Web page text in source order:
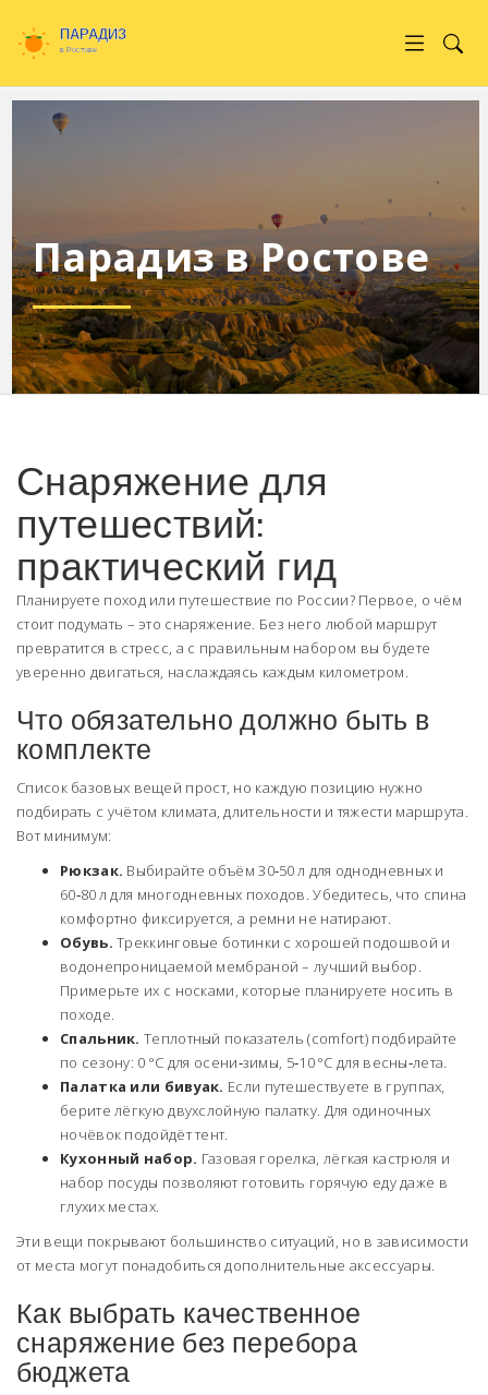
Парадиз в Ростове
Снаряжение для
путешествий:
практический гид
Планируете поход или путешествие по России? Первое, о чём
стоит подумать – это снаряжение. Без него любой маршрут
превратится в стресс, а с правильным набором вы будете
уверенно двигаться, наслаждаясь каждым километром.
Что обязательно должно быть в
комплекте
Список базовых вещей прост, но каждую позицию нужно
подбирать с учётом климата, длительности и тяжести маршрута.
Вот минимум:
Рюкзак. Выбирайте объём 30‑50 л для однодневных и
60‑80 л для многодневных походов. Убедитесь, что спина
комфортно фиксируется, а ремни не натирают.
Обувь. Треккинговые ботинки с хорошей подошвой и
водонепроницаемой мембраной – лучший выбор.
Примерьте их с носками, которые планируете носить в
походе.
Спальник. Теплотный показатель (comfort) подбирайте
по сезону: 0 °C для осени‑зимы, 5‑10 °C для весны‑лета.
Палатка или бивуак. Если путешествуете в группах,
берите лёгкую двухслойную палатку. Для одиночных
ночёвок подойдёт тент.
Кухонный набор. Газовая горелка, лёгкая кастрюля и
набор посуды позволяют готовить горячую еду даже в
глухих местах.
Эти вещи покрывают большинство ситуаций, но в зависимости
от места могут понадобиться дополнительные аксессуары.
Как выбрать качественное
снаряжение без перебора
бюджета